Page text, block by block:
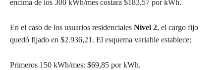
encima de los 300 kWh/mes costará $183,57 por kWh.
En el caso de los usuarios residenciales Nivel 2, el cargo fijo
quedó fijado en $2.936,21. El esquema variable establece:
Primeros 150 kWh/mes: $69,85 por kWh.